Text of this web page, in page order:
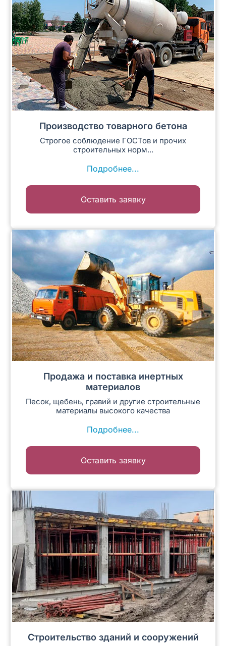
Производство товарного бетона
Строгое соблюдение ГОСТов и прочих
строительных норм...
Подробнее...
Оставить заявку
Продажа и поставка инертных
материалов
Песок, щебень, гравий и другие строительные
материалы высокого качества
Подробнее...
Оставить заявку
Строительство зданий и сооружений